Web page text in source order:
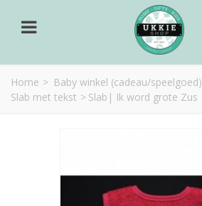
Home > Baby winkel (cadeau/speelgoed)
Slab met tekst > Slab| Ik word grote Zus